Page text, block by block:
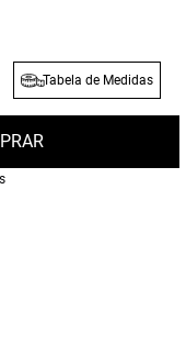
Tabela de Medidas